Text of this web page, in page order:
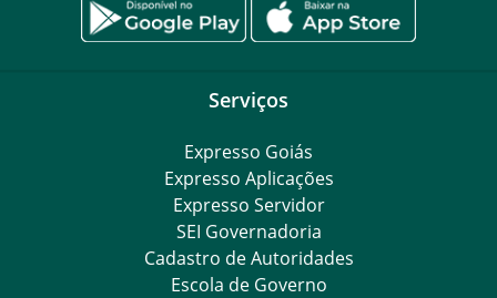
Serviços
Expresso Goiás
Expresso Aplicações
Expresso Servidor
SEI Governadoria
Cadastro de Autoridades
Escola de Governo